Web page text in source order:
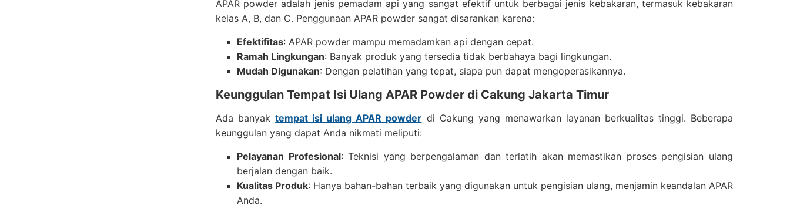
APAR powder adalah jenis pemadam api yang sangat efektif untuk berbagai jenis kebakaran, termasuk kebakaran
kelas A, B, dan C. Penggunaan APAR powder sangat disarankan karena:
Efektifitas: APAR powder mampu memadamkan api dengan cepat.
Ramah Lingkungan: Banyak produk yang tersedia tidak berbahaya bagi lingkungan.
Mudah Digunakan: Dengan pelatihan yang tepat, siapa pun dapat mengoperasikannya.
Keunggulan Tempat Isi Ulang APAR Powder di Cakung Jakarta Timur
Ada banyaktempat isi ulang APAR powder di Cakung yang menawarkan layanan berkualitas tinggi. Beberapa
keunggulan yang dapat Anda nikmati meliputi:
Pelayanan Profesional: Teknisi yang berpengalaman dan terlatih akan memastikan proses pengisian ulang
berjalan dengan baik.
Kualitas Produk: Hanya bahan-bahan terbaik yang digunakan untuk pengisian ulang, menjamin keandalan APAR
Anda.